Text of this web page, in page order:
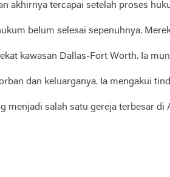
akhirnya tercapai setelah proses
belum selesai sepenuhnya.
kawasan Dallas-Fort Worth. Ia
dan keluarganya. Ia mengakui
salah satu gereja terbesar